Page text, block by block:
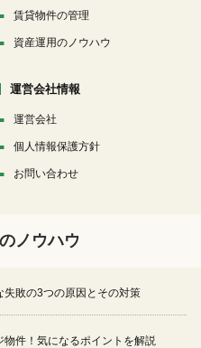
賃貸物件の管理
資産運用のノウハウ
運営会社情報
運営会社
個人情報保護方針
お問い合わせ
ノウハウ
失敗の3つの原因とその対策
件！気になるポイントを解説